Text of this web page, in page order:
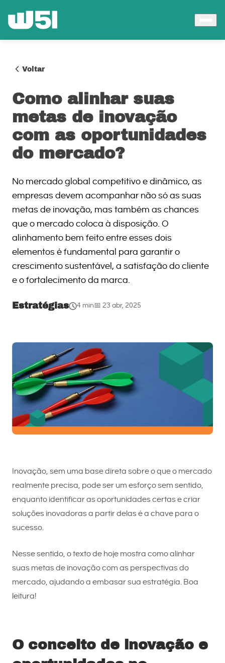
Voltar
Como alinhar suas
metas de inovação
com as oportunidades
do mercado?
No mercado global competitivo e dinâmico, as
empresas devem acompanhar não só as suas
metas de inovação, mas também as chances
que o mercado coloca à disposição. O
alinhamento bem feito entre esses dois
elementos é fundamental para garantir o
crescimento sustentável, a satisfação do cliente
e o fortalecimento da marca.
Estratégias 4 min 📅 23 abr, 2025
Inovação, sem uma base direta sobre o que o mercado
realmente precisa, pode ser um esforço sem sentido,
enquanto identificar as oportunidades certas e criar
soluções inovadoras a partir delas é a chave para o
sucesso.
Nesse sentido, o texto de hoje mostra como alinhar
suas metas de inovação com as perspectivas do
mercado, ajudando a embasar sua estratégia. Boa
leitura!
O conceito de inovação e